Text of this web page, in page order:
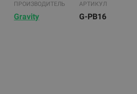
ПРОИЗВОДИТЕЛЬ
Gravity
АРТИКУЛ
G-PB16